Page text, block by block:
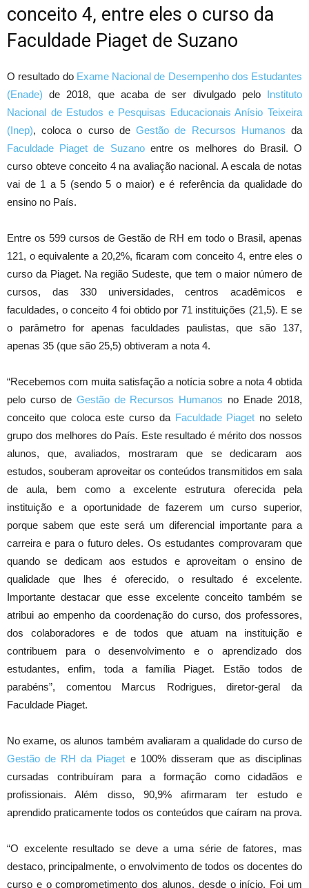
conceito 4, entre eles o curso da
Faculdade Piaget de Suzano
O resultado do Exame Nacional de Desempenho dos Estudantes
(Enade) de 2018, que acaba de ser divulgado pelo Instituto
Nacional de Estudos e Pesquisas Educacionais Anísio Teixeira
(Inep), coloca o curso deGestão de Recursos Humanos da
Faculdade Piaget de Suzanoentre os melhores do Brasil. O
curso obteve conceito 4 na avaliação nacional. A escala de notas
vai de 1 a 5 (sendo 5 o maior) e é referência da qualidade do
ensino no País.
Entre os 599 cursos de Gestão de RH em todo o Brasil, apenas
121, o equivalente a 20,2%, ficaram com conceito 4, entre eles o
curso da Piaget. Na região Sudeste, que tem o maior número de
cursos, das 330 universidades, centros acadêmicos e
faculdades, o conceito 4 foi obtido por 71 instituições (21,5). E se
o parâmetro for apenas faculdades paulistas, que são 137,
apenas 35 (que são 25,5) obtiveram a nota 4.
“Recebemos com muita satisfação a notícia sobre a nota 4 obtida
pelo curso de Gestão de Recursos Humanos no Enade 2018,
conceito que coloca este curso da Faculdade Piaget no seleto
grupo dos melhores do País. Este resultado é mérito dos nossos
alunos, que, avaliados, mostraram que se dedicaram aos
estudos, souberam aproveitar os conteúdos transmitidos em sala
de aula, bem como a excelente estrutura oferecida pela
instituição e a oportunidade de fazerem um curso superior,
porque sabem que este será um diferencial importante para a
carreira e para o futuro deles. Os estudantes comprovaram que
quando se dedicam aos estudos e aproveitam o ensino de
qualidade que lhes é oferecido, o resultado é excelente.
Importante destacar que esse excelente conceito também se
atribui ao empenho da coordenação do curso, dos professores,
dos colaboradores e de todos que atuam na instituição e
contribuem para o desenvolvimento e o aprendizado dos
estudantes, enfim, toda a família Piaget. Estão todos de
parabéns”, comentou Marcus Rodrigues, diretor-geral da
Faculdade Piaget.
No exame, os alunos também avaliaram a qualidade do curso de
Gestão de RH da Piaget e 100% disseram que as disciplinas
cursadas contribuíram para a formação como cidadãos e
profissionais. Além disso, 90,9% afirmaram ter estudo e
aprendido praticamente todos os conteúdos que caíram na prova.
“O excelente resultado se deve a uma série de fatores, mas
destaco, principalmente, o envolvimento de todos os docentes do
curso e o comprometimento dos alunos, desde o início. Foi um